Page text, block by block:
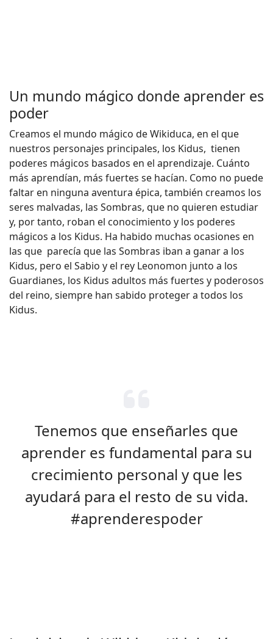
Un mundo mágico donde aprender es
poder
Creamos el mundo mágico de Wikiduca, en el que
nuestros personajes principales, los Kidus, tienen
poderes mágicos basados en el aprendizaje. Cuánto
más aprendían, más fuertes se hacían. Como no puede
faltar en ninguna aventura épica, también creamos los
seres malvadas, las Sombras, que no quieren estudiar
y, por tanto, roban el conocimiento y los poderes
mágicos a los Kidus. Ha habido muchas ocasiones en
las que parecía que las Sombras iban a ganar a los
Kidus, pero el Sabio y el rey Leonomon junto a los
Guardianes, los Kidus adultos más fuertes y poderosos
del reino, siempre han sabido proteger a todos los
Kidus.
Tenemos que enseñarles que
aprender es fundamental para su
crecimiento personal y que les
ayudará para el resto de su vida.
#aprenderespoder